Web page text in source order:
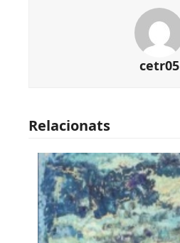
cetr05
Relacionats